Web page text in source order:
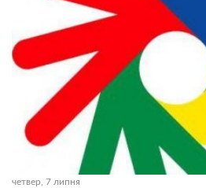
четвер, 7 липня